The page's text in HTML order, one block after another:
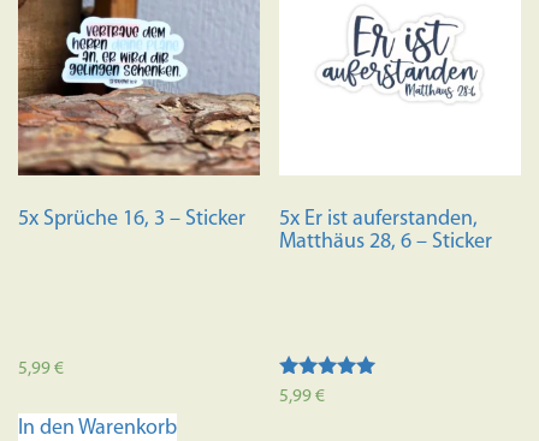
5x Sprüche 16, 3 – Sticker
5,99€
In den Warenkorb
5x Er ist auferstanden,
Matthäus 28, 6 – Sticker
Bewertet mit
5,99€